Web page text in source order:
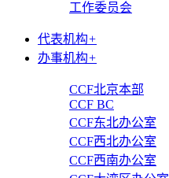
工作委员会
代表机构+
办事机构+
CCF北京本部
CCF BC
CCF东北办公室
CCF西北办公室
CCF西南办公室